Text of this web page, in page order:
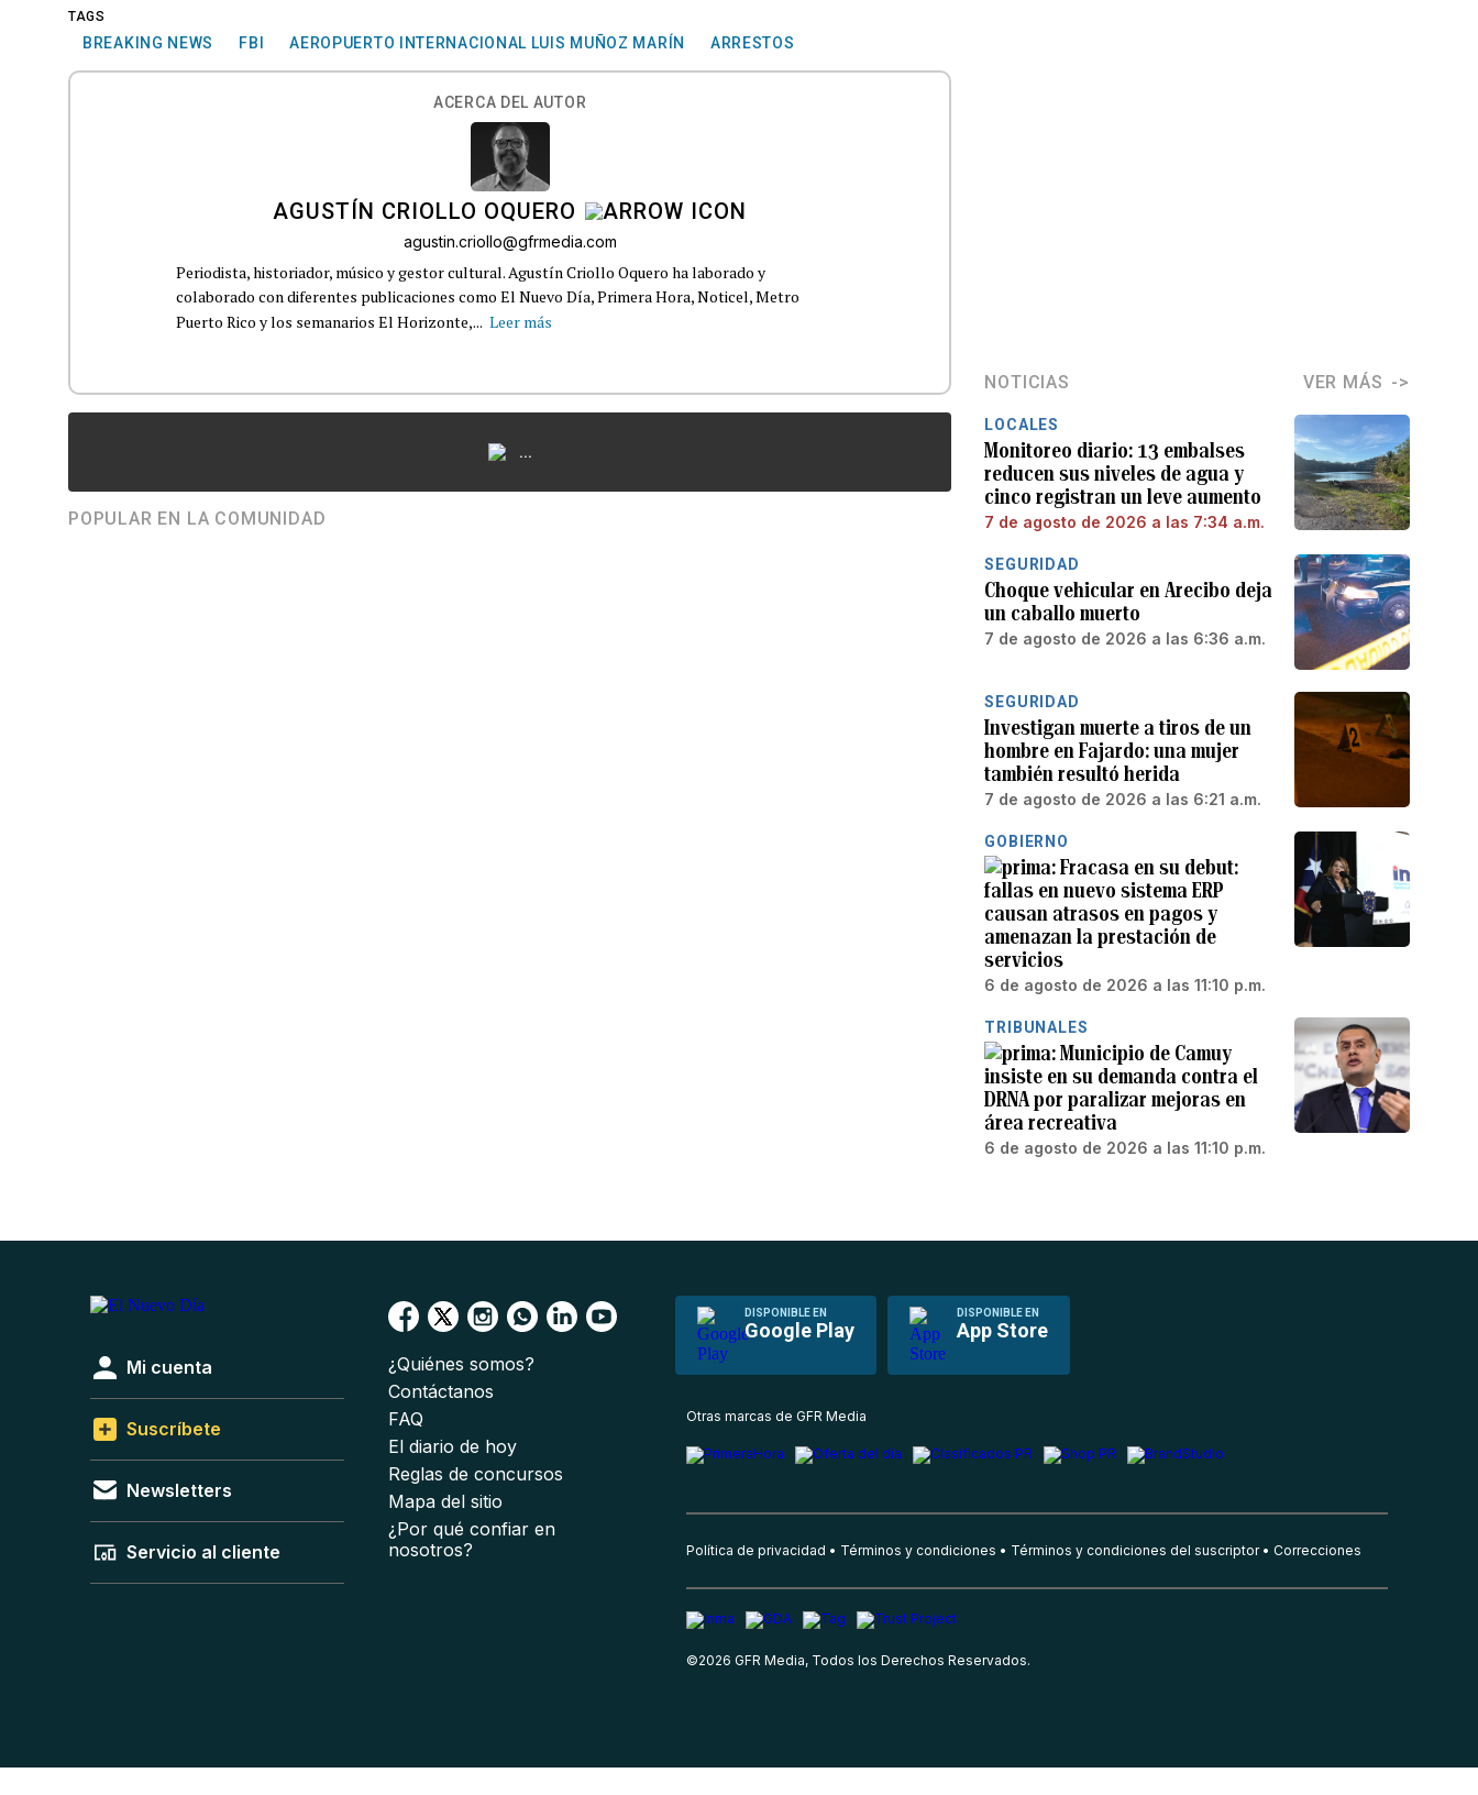
TAGS
BREAKING NEWS FBI AEROPUERTO INTERNACIONAL LUIS MUÑOZ MARÍN ARRESTOS
ACERCA DEL AUTOR
AGUSTÍN CRIOLLO OQUERO
agustin.criollo@gfrmedia.com
Periodista, historiador, músico y gestor cultural. Agustín Criollo Oquero ha laborado y
colaborado con diferentes publicaciones como El Nuevo Día, Primera Hora, Noticel, Metro
Puerto Rico y los semanarios El Horizonte,... Leer más
...
POPULAR EN LA COMUNIDAD
NOTICIAS VER MÁS
LOCALES
Monitoreo diario: 13 embalses
reducen sus niveles de agua y
cinco registran un leve aumento
7 de agosto de 2026 a las 7:34 a.m.
SEGURIDAD
Choque vehicular en Arecibo deja
un caballo muerto
7 de agosto de 2026 a las 6:36 a.m.
SEGURIDAD
Investigan muerte a tiros de un
hombre en Fajardo: una mujer
también resultó herida
7 de agosto de 2026 a las 6:21 a.m.
GOBIERNO
Fracasa en su debut:
fallas en nuevo sistema ERP
causan atrasos en pagos y
amenazan la prestación de
servicios
6 de agosto de 2026 a las 11:10 p.m.
TRIBUNALES
Municipio de Camuy
insiste en su demanda contra el
DRNA por paralizar mejoras en
área recreativa
6 de agosto de 2026 a las 11:10 p.m.
DISPONIBLE EN
Google Play
DISPONIBLE EN
App Store
Mi cuenta
Suscríbete
Newsletters
Servicio al cliente
¿Quiénes somos?
Contáctanos
FAQ
El diario de hoy
Reglas de concursos
Mapa del sitio
¿Por qué confiar en
nosotros?
Otras marcas de GFR Media
Política de privacidad Términos y condiciones Términos y condiciones del suscriptor Correcciones
©2026 GFR Media, Todos los Derechos Reservados.